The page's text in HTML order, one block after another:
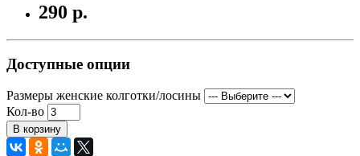
290 р.
Доступные опции
Размеры женские колготки/лосины
Кол-во
В корзину